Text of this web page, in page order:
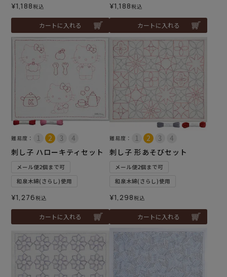
¥1,188税込
カートに入れる
¥1,188税込
カートに入れる
難易度：
刺し子 ハローキティセット
メール便2個まで可
和泉木綿(さらし)使用
¥1,276税込
カートに入れる
難易度：
刺し子 形あそびセット
メール便2個まで可
和泉木綿(さらし)使用
¥1,298税込
カートに入れる